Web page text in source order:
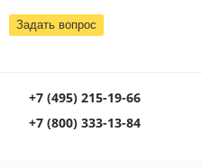
Задать вопрос
+7 (495) 215-19-66
+7 (800) 333-13-84